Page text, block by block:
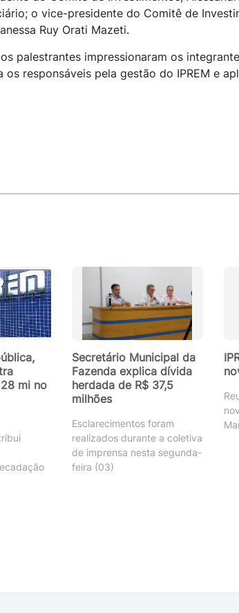
o vice-presidente do Comitê de
Ruy Orati Mazeti.
palestrantes impressionaram os
responsáveis pela gestão do IPREM e
mi no
Secretário Municipal da
Fazenda explica dívida
herdada de R$ 37,5
milhões
Esclarecimentos foram
realizados durante a coletiva
de imprensa nesta segunda-
feira (03)